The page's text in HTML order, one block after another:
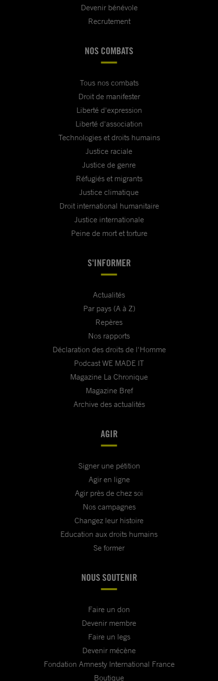
Devenir bénévole
Recrutement
NOS COMBATS
Tous nos combats
Droit de manifester
Liberté d'expression
Liberté d'association
Technologies et droits humains
Justice raciale
Justice de genre
Réfugiés et migrants
Justice climatique
Droit international humanitaire
Justice internationale
Peine de mort et torture
S'INFORMER
Actualités
Par pays (A à Z)
Repères
Nos rapports
Déclaration des droits de l'Homme
Podcast WE MADE IT
Magazine La Chronique
Magazine Bref
Archive des actualités
AGIR
Signer une pétition
Agir en ligne
Agir près de chez soi
Nos campagnes
Changez leur histoire
Education aux droits humains
Se former
NOUS SOUTENIR
Faire un don
Devenir membre
Faire un legs
Devenir mécène
Fondation Amnesty International France
Boutique